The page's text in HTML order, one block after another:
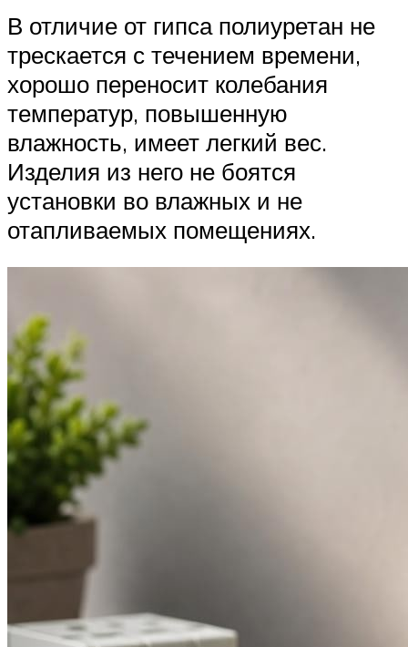
В отличие от гипса полиуретан не
трескается с течением времени,
хорошо переносит колебания
температур, повышенную
влажность, имеет легкий вес.
Изделия из него не боятся
установки во влажных и не
отапливаемых помещениях.